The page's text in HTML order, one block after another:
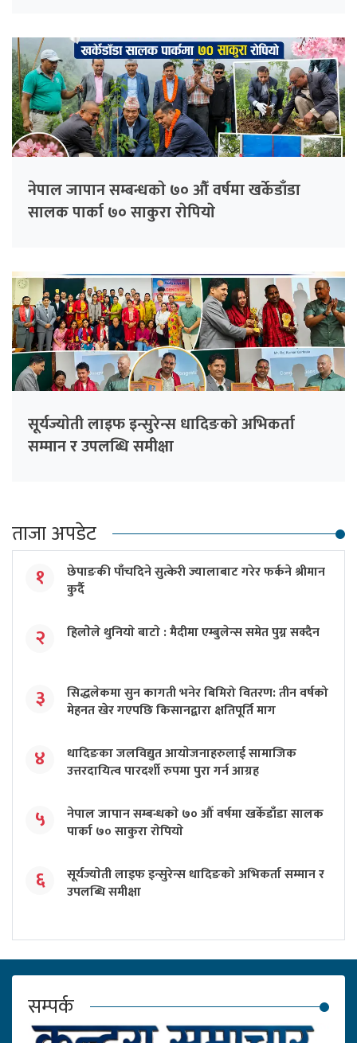
नेपाल जापान सम्बन्धकाे ७० औँ वर्षमा खर्केडाँडा
सालक पार्का ७० साकुरा राेपियाे
सूर्यज्याेती लाइफ इन्सुरेन्स धादिङकाे अभिकर्ता
सम्मान र उपलब्धि समीक्षा
ताजा अपडेट
१
छेपाङकी पाँचदिने सुत्केरी ज्यालाबाट गरेर फर्कने श्रीमान
कुर्दै
२ हिलाेेले थुनियाे बाटाे : मैदीमा एम्बुलेन्स समेत पुग्न सक्दैन
३
सिद्धलेकमा सुन कागती भनेर बिमिरो वितरण: तीन वर्षको
मेहनत खेर गएपछि किसानद्वारा क्षतिपूर्ति माग
४
धादिङका जलविद्युत आयाेजनाहरुलाई सामाजिक
उत्तरदायित्व पारदर्शी रुपमा पुरा गर्न आग्रह
५
नेपाल जापान सम्बन्धकाे ७० औँ वर्षमा खर्केडाँडा सालक
पार्का ७० साकुरा राेपियाे
६
सूर्यज्याेती लाइफ इन्सुरेन्स धादिङकाे अभिकर्ता सम्मान र
उपलब्धि समीक्षा
सम्पर्क